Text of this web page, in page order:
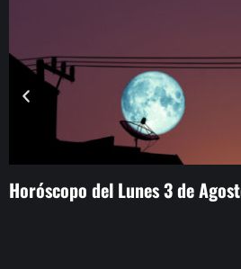
Horóscopo del Lunes 3 de